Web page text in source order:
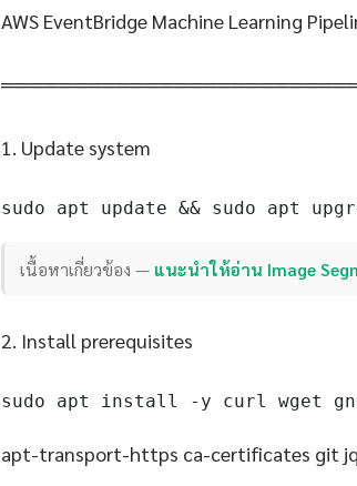
AWS EventBridge Machine Learning
1. Update system
sudo apt update && sudo apt
เนื้อหาเกี่ยวข้อง — แนะนำให้อ่าน Image
2. Install prerequisites
sudo apt install -y curl wget
apt-transport-https ca-certificates git